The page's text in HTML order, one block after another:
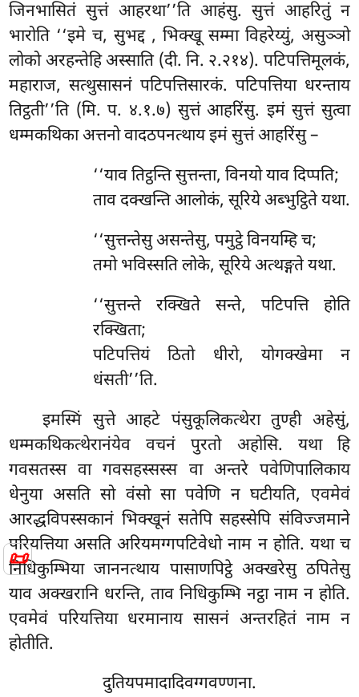
📜
जिनभासितं सुत्तं आहरथा’’ति आहंसु. सुत्तं आहरितुं न
भारोति ‘‘इमे च, सुभद्द , भिक्खू सम्मा विहरेय्युं, असुञ्ञो
लोको अरहन्तेहि अस्साति (दी. नि. २.२१४). पटिपत्तिमूलकं,
महाराज, सत्थुसासनं पटिपत्तिसारकं. पटिपत्तिया धरन्ताय
तिट्ठती’’ति (मि. प. ४.१.७) सुत्तं आहरिंसु. इमं सुत्तं सुत्वा
धम्मकथिका अत्तनो वादठपनत्थाय इमं सुत्तं आहरिंसु –
‘‘याव तिट्ठन्ति सुत्तन्ता, विनयो याव दिप्पति;
ताव दक्खन्ति आलोकं, सूरिये अब्भुट्ठिते यथा.
‘‘सुत्तन्तेसु असन्तेसु, पमुट्ठे विनयम्हि च;
तमो भविस्सति लोके, सूरिये अत्थङ्गते यथा.
‘‘सुत्तन्ते रक्खिते सन्ते, पटिपत्ति होति
रक्खिता;
पटिपत्तियं ठितो धीरो, योगक्खेमा न
धंसती’’ति.
इमस्मिं सुत्ते आहटे पंसुकूलिकत्थेरा तुण्ही अहेसुं,
धम्मकथिकत्थेरानंयेव वचनं पुरतो अहोसि. यथा हि
गवसतस्स वा गवसहस्सस्स वा अन्तरे पवेणिपालिकाय
धेनुया असति सो वंसो सा पवेणि न घटीयति, एवमेवं
आरद्धविपस्सकानं भिक्खूनं सतेपि सहस्सेपि संविज्जमाने
परियत्तिया असति अरियमग्गपटिवेधो नाम न होति. यथा च
निधिकुम्भिया जाननत्थाय पासाणपिट्ठे अक्खरेसु ठपितेसु
याव अक्खरानि धरन्ति, ताव निधिकुम्भि नट्ठा नाम न होति.
एवमेवं परियत्तिया धरमानाय सासनं अन्तरहितं नाम न
होतीति.
दुतियपमादादिवग्गवण्णना.